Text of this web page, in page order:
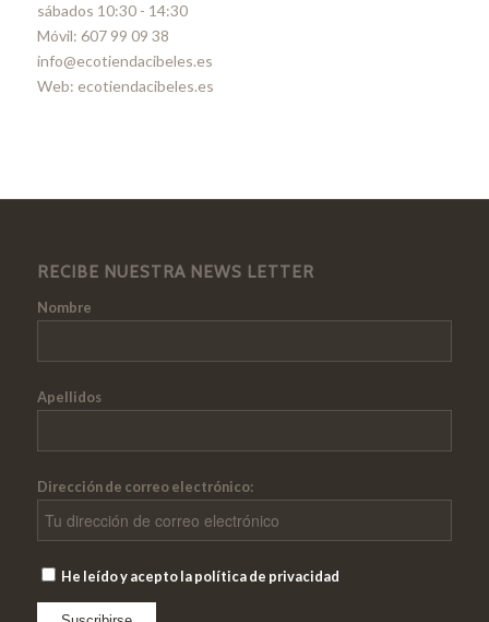
sábados 10:30 - 14:30
Móvil: 607 99 09 38
info@ecotiendacibeles.es
Web: ecotiendacibeles.es
RECIBE NUESTRA NEWS LETTER
Nombre
Apellidos
Dirección de correo electrónico:
He leído y acepto la política de privacidad